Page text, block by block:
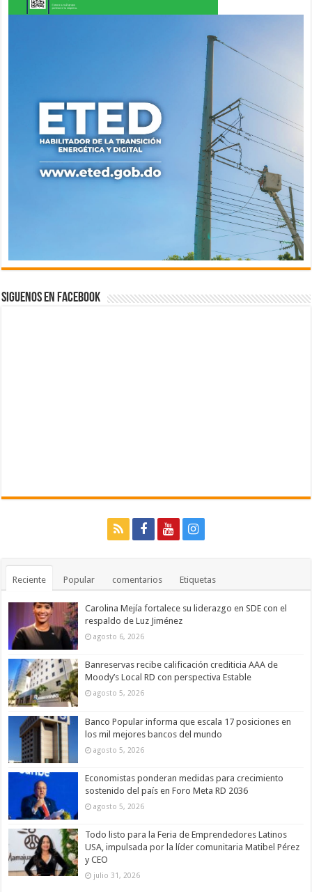
Siguenos en Facebook
Reciente Popular comentarios Etiquetas
Carolina Mejía fortalece su liderazgo en SDE con el
respaldo de Luz Jiménez
agosto 6, 2026
Banreservas recibe calificación crediticia AAA de
Moody’s Local RD con perspectiva Estable
agosto 5, 2026
Banco Popular informa que escala 17 posiciones en
los mil mejores bancos del mundo
agosto 5, 2026
Economistas ponderan medidas para crecimiento
sostenido del país en Foro Meta RD 2036
agosto 5, 2026
Todo listo para la Feria de Emprendedores Latinos
USA, impulsada por la líder comunitaria Matibel Pérez
y CEO
julio 31, 2026